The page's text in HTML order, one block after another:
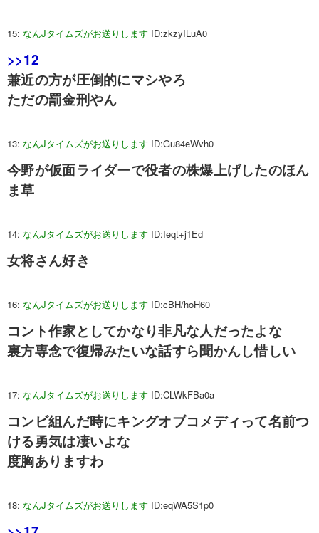
15: なんJタイムズがお送りします ID:zkzyILuA0
>>12
兼近の方が圧倒的にマシやろ
ただの罰金刑やん
13: なんJタイムズがお送りします ID:Gu84eWvh0
今野が仮面ライダーで役者の株爆上げしたのほん
ま草
14: なんJタイムズがお送りします ID:Ieqt+j1Ed
女将さん好き
16: なんJタイムズがお送りします ID:cBH/hoH60
コント作家としてかなり非凡な人だったよな
裏方専念で復帰みたいな話すら聞かんし惜しい
17: なんJタイムズがお送りします ID:CLWkFBa0a
コンビ組んだ時にキングオブコメディって名前つ
ける勇気は凄いよな
度胸ありますわ
18: なんJタイムズがお送りします ID:eqWA5S1p0